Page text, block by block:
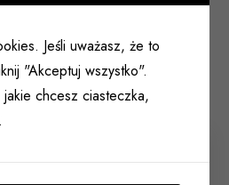
D10 atestowany klasy
Jeśli uważasz, że to
"Akceptuj wszystko".
chcesz ciasteczka,